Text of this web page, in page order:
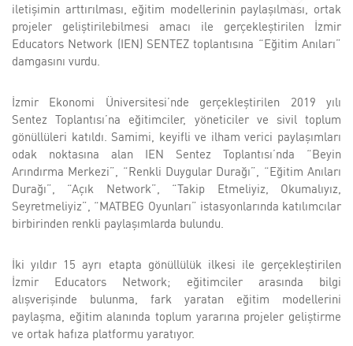
iletişimin arttırılması, eğitim modellerinin paylaşılması, ortak
projeler geliştirilebilmesi amacı ile gerçekleştirilen İzmir
Educators Network (IEN) SENTEZ toplantısına “Eğitim Anıları”
damgasını vurdu.
İzmir Ekonomi Üniversitesi’nde gerçekleştirilen 2019 yılı
Sentez Toplantısı’na eğitimciler, yöneticiler ve sivil toplum
gönüllüleri katıldı. Samimi, keyifli ve ilham verici paylaşımları
odak noktasına alan IEN Sentez Toplantısı’nda “Beyin
Arındırma Merkezi”, “Renkli Duygular Durağı”, “Eğitim Anıları
Durağı”, “Açık Network”, “Takip Etmeliyiz, Okumalıyız,
Seyretmeliyiz”, “MATBEG Oyunları” istasyonlarında katılımcılar
birbirinden renkli paylaşımlarda bulundu.
İki yıldır 15 ayrı etapta gönüllülük ilkesi ile gerçekleştirilen
İzmir Educators Network; eğitimciler arasında bilgi
alışverişinde bulunma, fark yaratan eğitim modellerini
paylaşma, eğitim alanında toplum yararına projeler geliştirme
ve ortak hafıza platformu yaratıyor.